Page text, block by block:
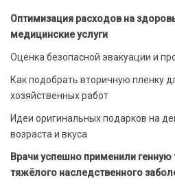
Оптимизация расходов на
медицинские услуги
Оценка безопасной эвакуации и
Как подобрать вторичную пленку
хозяйственных работ
Идеи оригинальных подарков на
возраста и вкуса
Врачи успешно применили
тяжёлого наследственного